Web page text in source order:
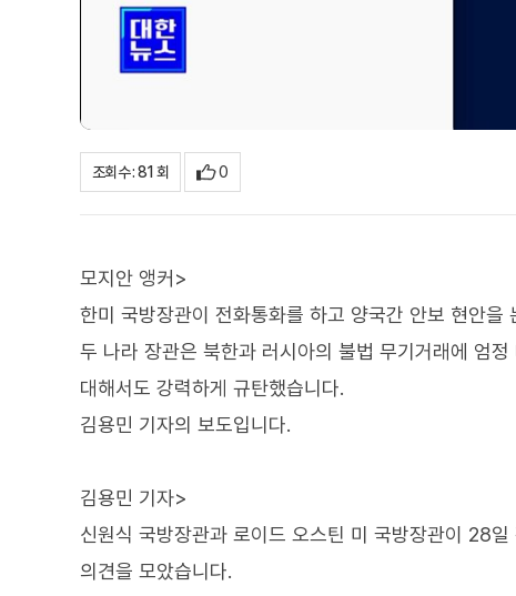
조회수 : 81 회 0
모지안 앵커>
한미 국방장관이 전화통화를 하고 양국간 안보 현안을
두 나라 장관은 북한과 러시아의 불법 무기거래에 엄
대해서도 강력하게 규탄했습니다.
김용민 기자의 보도입니다.
김용민 기자>
신원식 국방장관과 로이드 오스틴 미 국방장관이 28
의견을 모았습니다.